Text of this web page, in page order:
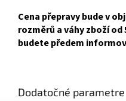
Cena přepravy bude v
rozměrů a váhy zboží od
budete předem
Dodatočné parametre